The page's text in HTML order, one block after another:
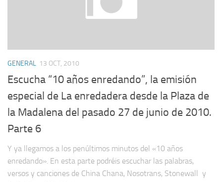
GENERAL 13 OCT, 2010
Escucha “10 años enredando”, la emisión
especial de La enredadera desde la Plaza de
la Madalena del pasado 27 de junio de 2010.
Parte 6
Y ya llegamos a los penúltimos minutos del «10 años
enredando». En esta parte podréis escuchar las palabras,
versos y canciones de China Chana, Nosotrans, Stonewall y